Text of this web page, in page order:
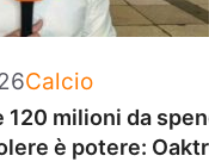
Categorie
Calcio
120 milioni da
è potere: